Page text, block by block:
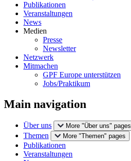
Publikationen
Veranstaltungen
News
Medien
Presse
Newsletter
Netzwerk
Mitmachen
GPF Europe unterstützen
Jobs/Praktikum
Main navigation
Über uns More "Über uns" pages
Themen More "Themen" pages
Publikationen
Veranstaltungen